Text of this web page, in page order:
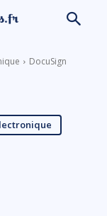
DocuSign